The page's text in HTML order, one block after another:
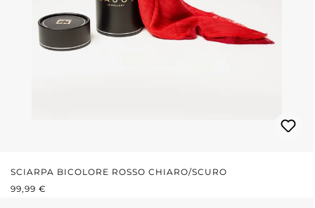
SCIARPA BICOLORE ROSSO CHIARO/SCURO
PREZZO NORMALE:
99,99 €